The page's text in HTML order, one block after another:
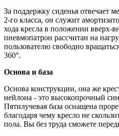
За поддержку сиденья отвечает
2-го класса, он служит
хода кресла в положении вверх-
пневмопатрон рассчитан на
пользователю свободно
360°.
Основа и база
Основа конструкции, она же
нейлона - это высокопрочный
Пятилучевая база оснащена
благодаря чему кресло не
пола. Вы без труда сможете